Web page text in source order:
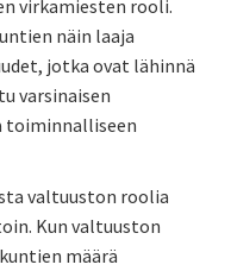
virkamiesten rooli.
näin laaja
jotka ovat lähinnä
varsinaisen
toiminnalliseen
valtuuston roolia
Kun valtuuston
määrä